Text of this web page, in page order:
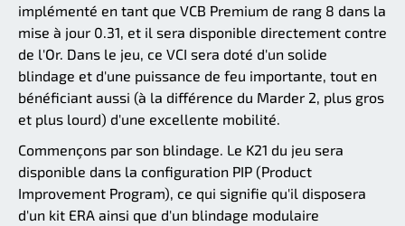
implémenté en tant que VCB Premium de rang 8 dans la
mise à jour 0.31, et il sera disponible directement contre
de l'Or. Dans le jeu, ce VCI sera doté d'un solide
blindage et d'une puissance de feu importante, tout en
bénéficiant aussi (à la différence du Marder 2, plus gros
et plus lourd) d'une excellente mobilité.
Commençons par son blindage. Le K21 du jeu sera
disponible dans la configuration PIP (Product
Improvement Program), ce qui signifie qu'il disposera
d'un kit ERA ainsi que d'un blindage modulaire